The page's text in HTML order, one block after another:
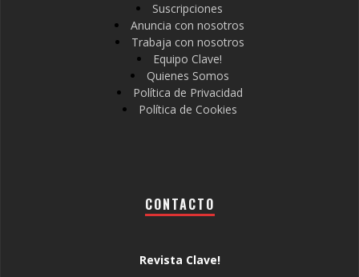
Suscripciones
Anuncia con nosotros
Trabaja con nosotros
Equipo Clave!
Quienes Somos
Política de Privacidad
Política de Cookies
CONTACTO
Revista Clave!